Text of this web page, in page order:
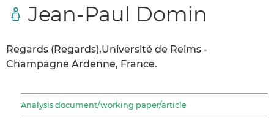
Jean-Paul Domin
Regards (Regards),Université de Reims -
Champagne Ardenne, France.
Analysis document/working paper/article